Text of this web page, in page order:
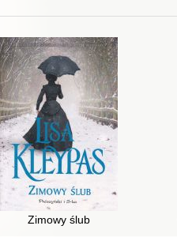
Zimowy ślub